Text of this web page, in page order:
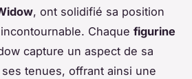
, ont solidifié sa position
Chaque figurine
capture un aspect de sa
tenues, offrant ainsi une